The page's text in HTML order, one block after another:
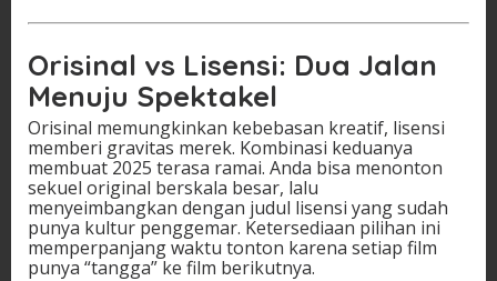
Orisinal vs Lisensi: Dua Jalan
Menuju Spektakel
Orisinal memungkinkan kebebasan kreatif, lisensi
memberi gravitas merek. Kombinasi keduanya
membuat 2025 terasa ramai. Anda bisa menonton
sekuel original berskala besar, lalu
menyeimbangkan dengan judul lisensi yang sudah
punya kultur penggemar. Ketersediaan pilihan ini
memperpanjang waktu tonton karena setiap film
punya “tangga” ke film berikutnya.